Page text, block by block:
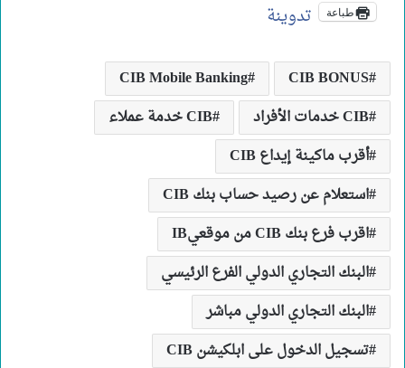
طباعة تدوينة
CIB BONUS
CIB Mobile Banking
CIB خدمات الأفراد
CIB خدمة عملاء
أقرب ماكينة إيداع CIB
استعلام عن رصيد حساب بنك CIB
اقرب فرع بنك CIB من موقعيIB
البنك التجاري الدولي الفرع الرئيسي
البنك التجاري الدولي مباشر
تسجيل الدخول على ابلكيشن CIB